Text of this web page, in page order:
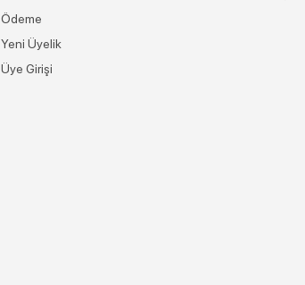
Ödeme
Yeni Üyelik
Üye Girişi